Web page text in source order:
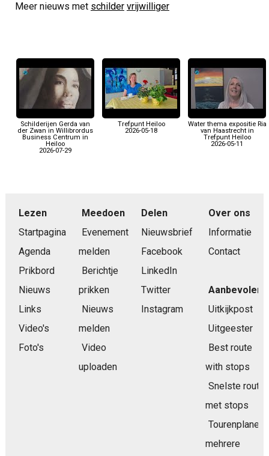
Meer nieuws met schilder vrijwilliger
Schilderijen Gerda van
der Zwan in Willibrordus
Business Centrum in
Heiloo
2026-07-29
Trefpunt Heiloo
2026-05-18
Water thema expositie Ria
van Haastrecht in
Trefpunt Heiloo
2026-05-11
Lezen
Startpagina
Agenda
Prikbord
Nieuws
Links
Video's
Foto's
Meedoen
Evenement
melden
Berichtje
prikken
Nieuws
melden
Video
uploaden
Delen
Nieuwsbrief
Facebook
LinkedIn
Twitter
Instagram
Over ons
Informatie
Contact
Aanbevolen
Uitkijkpost
Uitgeester
Best route
with stops
Snelste route
met stops
Tourenplaner
mehrere